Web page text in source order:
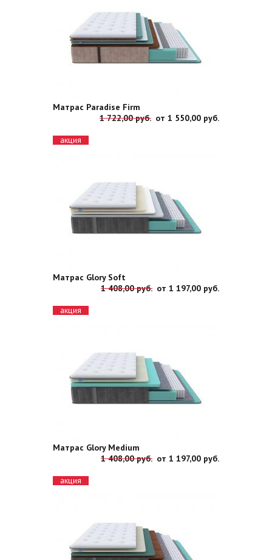
Матрас Paradise Firm
1 722,00 руб. от 1 550,00 руб.
акция
Матрас Glory Soft
1 408,00 руб. от 1 197,00 руб.
акция
Матрас Glory Medium
1 408,00 руб. от 1 197,00 руб.
акция